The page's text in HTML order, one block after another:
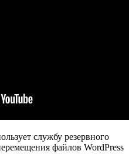
службу резервного
файлов WordPress